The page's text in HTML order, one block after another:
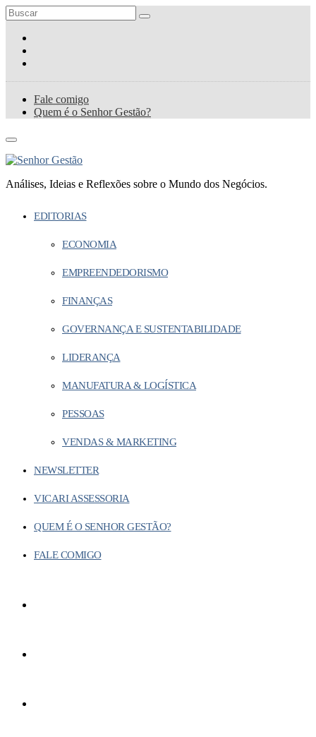
Fale comigo
Quem é o Senhor Gestão?
Análises, Ideias e Reflexões sobre o Mundo dos Negócios.
EDITORIAS
ECONOMIA
EMPREENDEDORISMO
FINANÇAS
GOVERNANÇA E SUSTENTABILIDADE
LIDERANÇA
MANUFATURA & LOGÍSTICA
PESSOAS
VENDAS & MARKETING
NEWSLETTER
VICARI ASSESSORIA
QUEM É O SENHOR GESTÃO?
FALE COMIGO